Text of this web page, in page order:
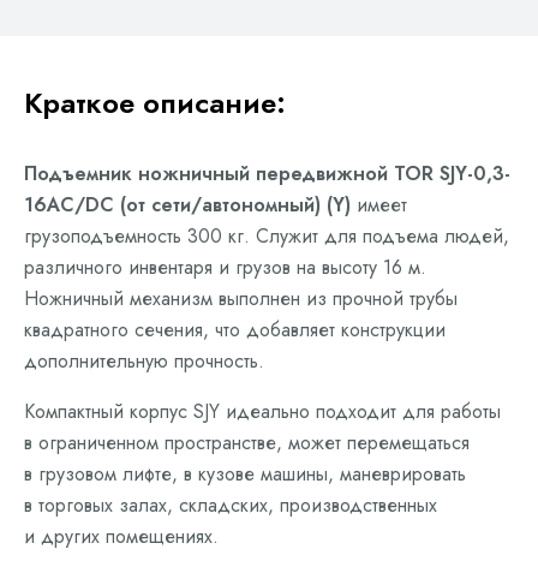
Краткое описание:
Подъемник ножничный передвижной TOR SJY-0,3-
16AC/DC (от сети/автономный) (Y) имеет
грузоподъемность 300 кг. Служит для подъема людей,
различного инвентаря и грузов на высоту 16 м.
Ножничный механизм выполнен из прочной трубы
квадратного сечения, что добавляет конструкции
дополнительную прочность.
Компактный корпус SJY идеально подходит для работы
в ограниченном пространстве, может перемещаться
в грузовом лифте, в кузове машины, маневрировать
в торговых залах, складских, производственных
и других помещениях.